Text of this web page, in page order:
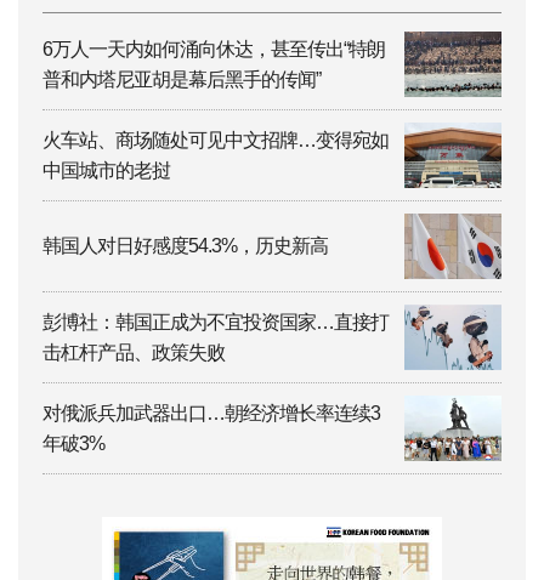
6万人一天内如何涌向休达，甚至传出“特朗
普和内塔尼亚胡是幕后黑手的传闻”
火车站、商场随处可见中文招牌…变得宛如
中国城市的老挝
韩国人对日好感度54.3%，历史新高
彭博社：韩国正成为不宜投资国家…直接打
击杠杆产品、政策失败
对俄派兵加武器出口…朝经济增长率连续3
年破3%